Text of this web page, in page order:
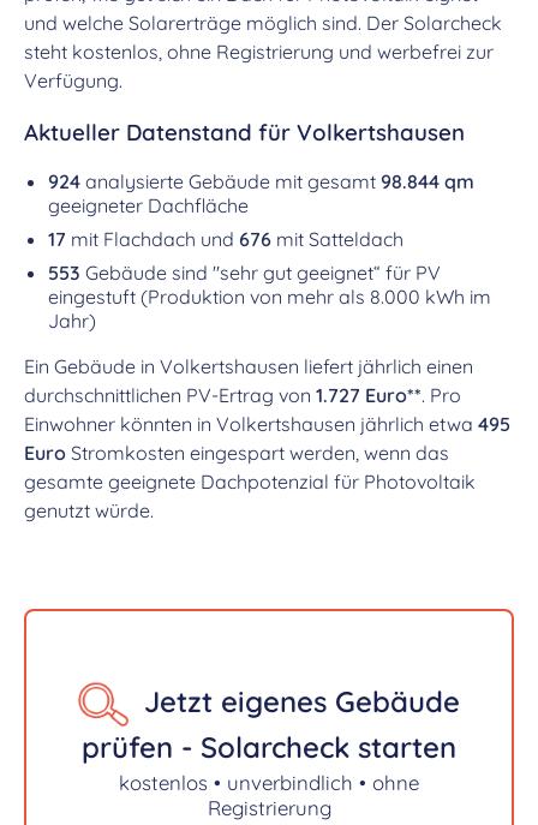
und welche Solarerträge möglich sind. Der Solarcheck
steht kostenlos, ohne Registrierung und werbefrei zur
Verfügung.
Aktueller Datenstand für Volkertshausen
924 analysierte Gebäude mit gesamt 98.844 qm
geeigneter Dachfläche
17 mit Flachdach und 676 mit Satteldach
553 Gebäude sind "sehr gut geeignet“ für PV
eingestuft (Produktion von mehr als 8.000 kWh im
Jahr)
Ein Gebäude in Volkertshausen liefert jährlich einen
durchschnittlichen PV-Ertrag von 1.727 Euro**. Pro
Einwohner könnten in Volkertshausen jährlich etwa 495
Euro Stromkosten eingespart werden, wenn das
gesamte geeignete Dachpotenzial für Photovoltaik
genutzt würde.
Jetzt eigenes Gebäude
prüfen - Solarcheck starten
kostenlos • unverbindlich • ohne
Registrierung